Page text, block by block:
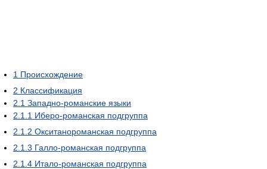
1 Происхождение
2 Классификация
2.1 Западно-романские языки
2.1.1 Иберо-романская подгруппа
2.1.2 Окситанороманская подгруппа
2.1.3 Галло-романская подгруппа
2.1.4 Итало-романская подгруппа